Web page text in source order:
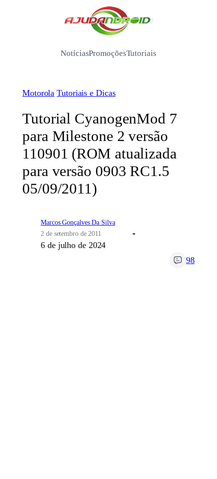
/
NotíciasPromoçõesTutoriais
Motorola Tutoriais e Dicas
Tutorial CyanogenMod 7
para Milestone 2 versão
110901 (ROM atualizada
para versão 0903 RC1.5
05/09/2011)
Marcos Gonçalves Da Silva
2 de setembro de 2011
6 de julho de 2024
98